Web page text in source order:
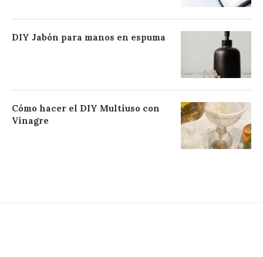
DIY Jabón para manos en espuma
Cómo hacer el DIY Multiuso con
Vinagre